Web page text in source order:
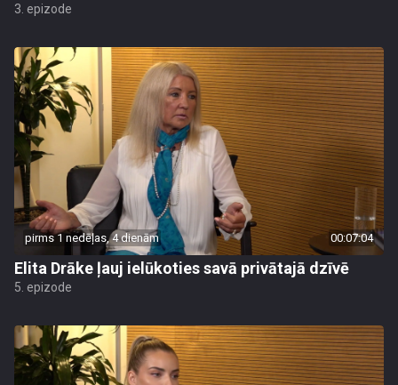
3. epizode
pirms 1 nedēļas, 4 dienām 00:07:04
Elita Drāke ļauj ielūkoties savā privātajā dzīvē
5. epizode